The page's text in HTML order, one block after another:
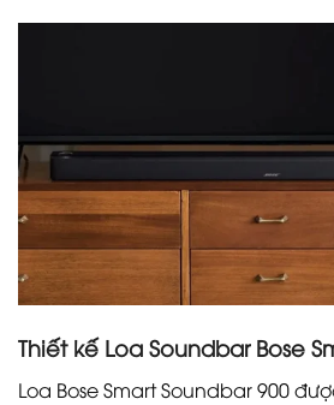
Thiết kế Loa Soundbar Bose
Loa Bose Smart Soundbar 900